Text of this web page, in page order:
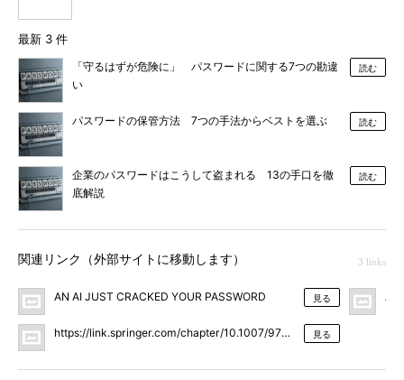
最新 3 件
「守るはずが危険に」 パスワードに関する7つの勘違
い
読む
パスワードの保管方法 7つの手法からベストを選ぶ 読む
企業のパスワードはこうして盗まれる 13の手口を徹
底解説
読む
関連リンク（外部サイトに移動します） 3 links
AN AI JUST CRACKED YOUR PASSWORD 見る
https://link.springer.com/chapter/10.1007/978-3-642-32946-3_3
見る
A